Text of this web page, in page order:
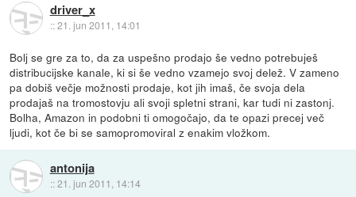
driver_x
::21. jun 2011, 14:01
Bolj se gre za to, da za uspešno prodajo še vedno potrebuješ
distribucijske kanale, ki si še vedno vzamejo svoj delež. V zameno
pa dobiš večje možnosti prodaje, kot jih imaš, če svoja dela
prodajaš na tromostovju ali svoji spletni strani, kar tudi ni zastonj.
Bolha, Amazon in podobni ti omogočajo, da te opazi precej več
ljudi, kot če bi se samopromoviral z enakim vložkom.
antonija
::21. jun 2011, 14:14